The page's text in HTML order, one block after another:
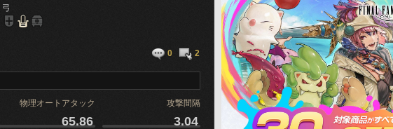
弓
0 2
物理オートアタック 攻撃間隔
65.86 3.04